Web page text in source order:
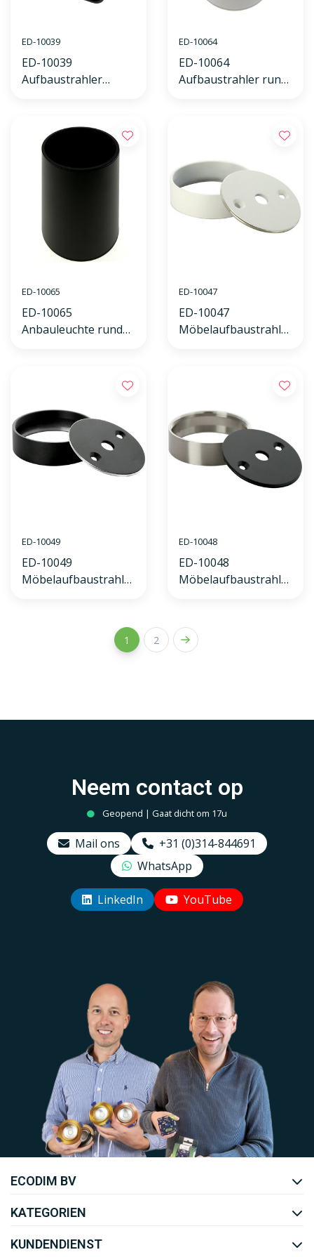
ED-10039
ED-10039
Aufbaustrahler
ED-10064
ED-10064
Aufbaustrahler rund
ED-10065
ED-10065
Anbauleuchte rund
ED-10047
ED-10047
Möbelaufbaustrahler
ED-10049
ED-10049
Möbelaufbaustrahler
ED-10048
ED-10048
Möbelaufbaustrahler
1 2
Neem contact op
Geopend | Gaat dicht om 17u
Mail ons
+31 (0)314-844691
WhatsApp
LinkedIn YouTube
Uw EcoDim team
ECODIM BV
KATEGORIEN
KUNDENDIENST